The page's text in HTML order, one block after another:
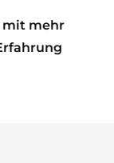
mit mehr